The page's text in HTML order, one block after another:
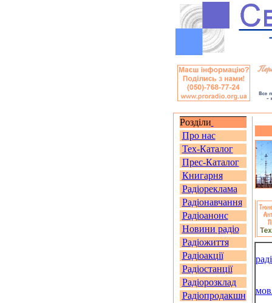
Розділи
Про нас
Тех-Каталог
Прес-Каталог
Книгарня
Радіореклама
Радіонавчання
Радіоанонс
Новини радіо
Радіожиття
Радіоакції
Радіостанції
Радіорозклад
Радіопродакшн